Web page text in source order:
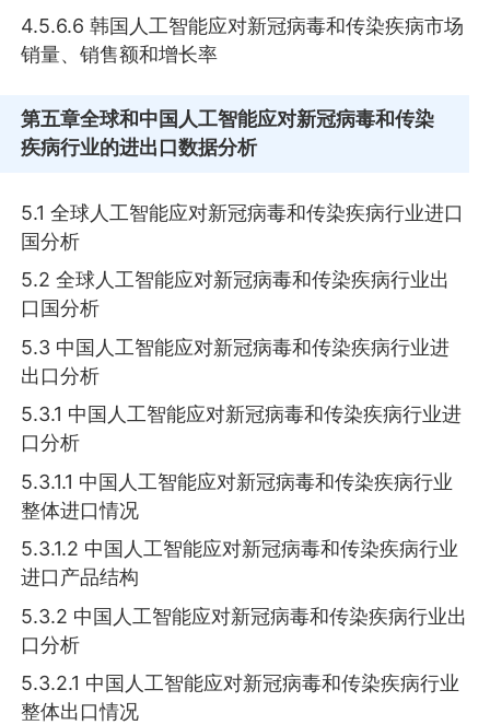
4.5.6.6 韩国人工智能应对新冠病毒和传染疾病市场
销量、销售额和增长率
第五章全球和中国人工智能应对新冠病毒和传染
疾病行业的进出口数据分析
5.1 全球人工智能应对新冠病毒和传染疾病行业进口
国分析
5.2 全球人工智能应对新冠病毒和传染疾病行业出
口国分析
5.3 中国人工智能应对新冠病毒和传染疾病行业进
出口分析
5.3.1 中国人工智能应对新冠病毒和传染疾病行业进
口分析
5.3.1.1 中国人工智能应对新冠病毒和传染疾病行业
整体进口情况
5.3.1.2 中国人工智能应对新冠病毒和传染疾病行业
进口产品结构
5.3.2 中国人工智能应对新冠病毒和传染疾病行业出
口分析
5.3.2.1 中国人工智能应对新冠病毒和传染疾病行业
整体出口情况